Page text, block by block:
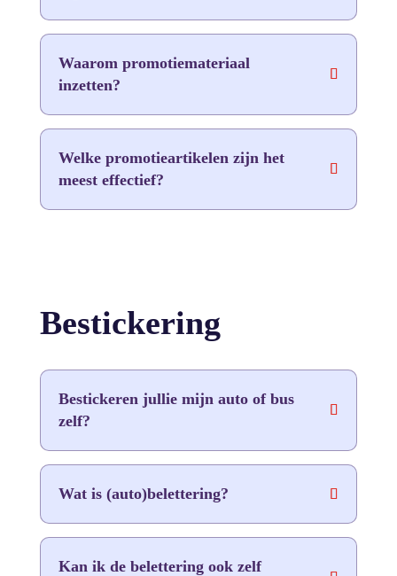
Waarom promotiemateriaal
inzetten?
Welke promotieartikelen zijn het
meest effectief?
Bestickering
Bestickeren jullie mijn auto of bus
zelf?
Wat is (auto)belettering?
Kan ik de belettering ook zelf